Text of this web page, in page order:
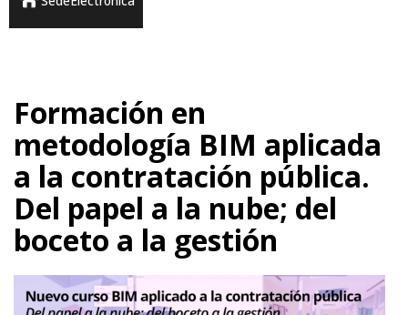
Formación en
metodología BIM aplicada
a la contratación pública.
Del papel a la nube; del
boceto a la gestión